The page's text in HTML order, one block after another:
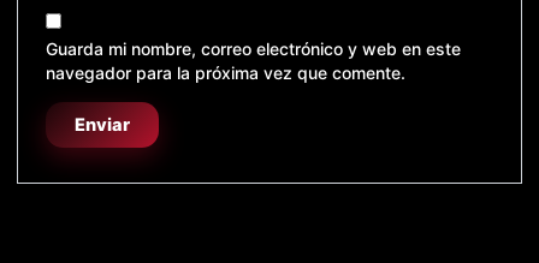
Guarda mi nombre, correo electrónico y web en este
navegador para la próxima vez que comente.